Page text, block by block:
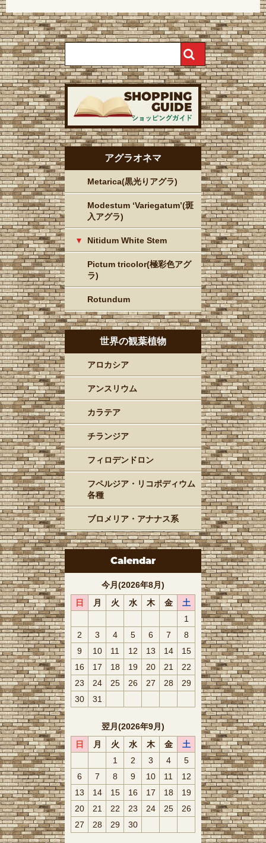
アグラオネマ
Metarica(黒光りアグラ)
Modestum ‘Variegatum’(斑
入アグラ)
Nitidum White Stem
Pictum tricolor(極彩色アグ
ラ)
Rotundum
世界の観葉植物
アロカシア
アンスリウム
カラテア
チランジア
フィロデンドロン
フペルジア・リコポディウム
各種
ブロメリア・アナナス系
Calendar
今月(2026年8月)
日
月 火 水 木 金
土
1
2
3 4 5 6 7
8
9
10 11 12 13 14
15
16
17 18 19 20 21
22
23
24 25 26 27 28
29
30
31
翌月(2026年9月)
日
月 火 水 木 金
土
1
2 3 4
5
6
7 8 9 10 11
12
13
14 15 16 17 18
19
20
21 22 23 24 25
26
27
28 29 30